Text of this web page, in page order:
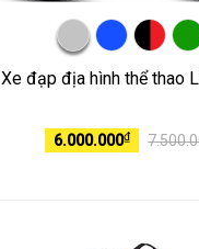
Xe đạp địa hình thể thao
6.000.000₫